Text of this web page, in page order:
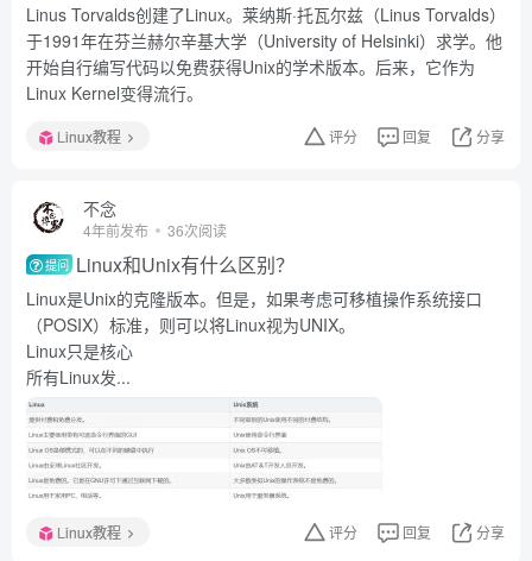
Linus Torvalds创建了Linux。莱纳斯·托瓦尔兹（Linus Torvalds）
于1991年在芬兰赫尔辛基大学（University of Helsinki）求学。他
开始自行编写代码以免费获得Unix的学术版本。后来，它作为
Linux Kernel变得流行。
Linux教程 评分 回复 分享
不念
4年前发布 36次阅读
提问 Linux和Unix有什么区别？
Linux是Unix的克隆版本。但是，如果考虑可移植操作系统接口
（POSIX）标准，则可以将Linux视为UNIX。
Linux只是核心
所有Linux发...
Linux教程 评分 回复 分享